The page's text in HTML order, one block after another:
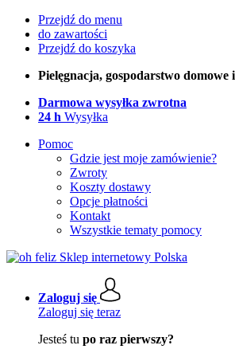
Przejdź do menu
do zawartości
Przejdź do koszyka
Pielęgnacja, gospodarstwo domowe
Darmowa wysyłka zwrotna
24 h Wysyłka
Pomoc
Gdzie jest moje zamówienie?
Zwroty
Koszty dostawy
Opcje płatności
Kontakt
Wszystkie tematy pomocy
Zaloguj się
Zaloguj się teraz
Jesteś tu po raz pierwszy?